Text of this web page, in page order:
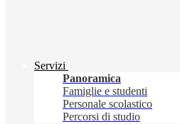
Servizi
Panoramica
Famiglie e studenti
Personale scolastico
Percorsi di studio